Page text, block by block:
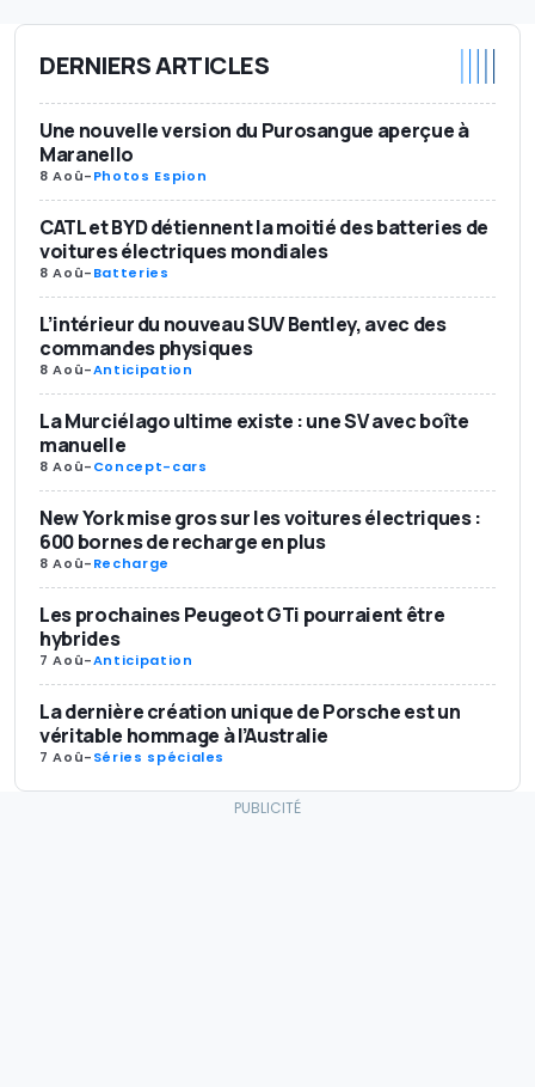
DERNIERS ARTICLES
Une nouvelle version du Purosangue aperçue à
Maranello
8 Aoû-Photos Espion
CATL et BYD détiennent la moitié des batteries de
voitures électriques mondiales
8 Aoû-Batteries
L’intérieur du nouveau SUV Bentley, avec des
commandes physiques
8 Aoû-Anticipation
La Murciélago ultime existe : une SV avec boîte
manuelle
8 Aoû-Concept-cars
New York mise gros sur les voitures électriques :
600 bornes de recharge en plus
8 Aoû-Recharge
Les prochaines Peugeot GTi pourraient être
hybrides
7 Aoû-Anticipation
La dernière création unique de Porsche est un
véritable hommage à l’Australie
7 Aoû-Séries spéciales